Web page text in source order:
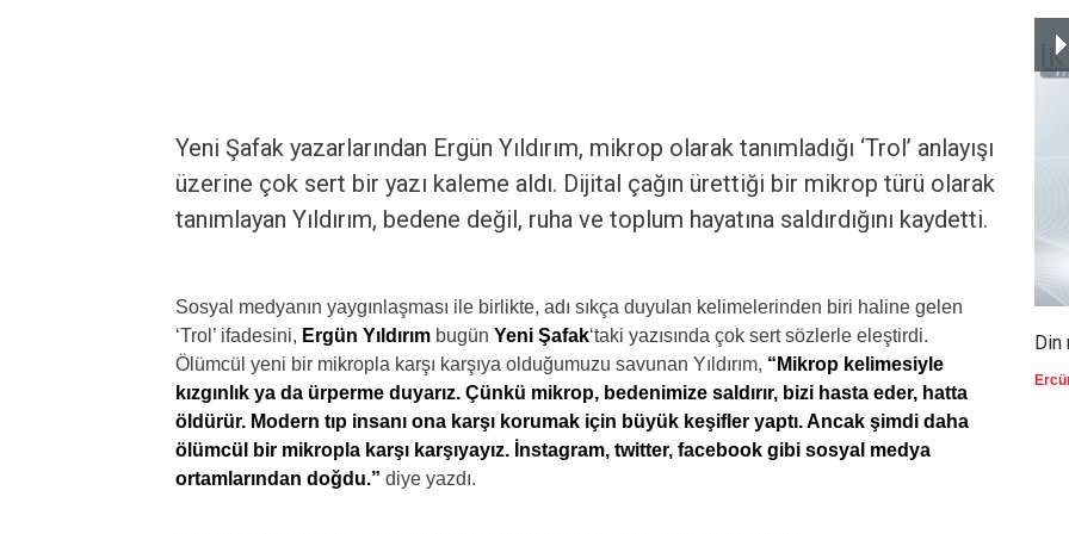
Yeni Şafak yazarlarından Ergün Yıldırım, mikrop olarak tanımladığı ‘Trol’ anlayışı
üzerine çok sert bir yazı kaleme aldı. Dijital çağın ürettiği bir mikrop türü olarak
tanımlayan Yıldırım, bedene değil, ruha ve toplum hayatına saldırdığını kaydetti.
Sosyal medyanın yaygınlaşması ile birlikte, adı sıkça duyulan kelimelerinden biri haline gelen
‘Trol’ ifadesini, Ergün Yıldırım bugün Yeni Şafak‘taki yazısında çok sert sözlerle eleştirdi.
Ölümcül yeni bir mikropla karşı karşıya olduğumuzu savunan Yıldırım, “Mikrop kelimesiyle
kızgınlık ya da ürperme duyarız. Çünkü mikrop, bedenimize saldırır, bizi hasta eder, hatta
öldürür. Modern tıp insanı ona karşı korumak için büyük keşifler yaptı. Ancak şimdi daha
ölümcül bir mikropla karşı karşıyayız. İnstagram, twitter, facebook gibi sosyal medya
ortamlarından doğdu.” diye yazdı.
Din